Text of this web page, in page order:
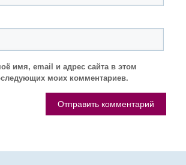
имя, email и адрес сайта в этом
моих комментариев.